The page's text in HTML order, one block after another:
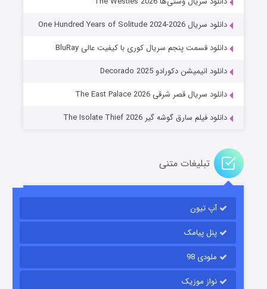
عملیات آپارتمان
قسمت۲ (زیرنویس) منتشر شد
دانلود سریال One Hundred Years of Solitude 2024-2026
دانلود قسمت پنجم سریال کوری با کیفیت عالی BluRay
دانلود انیمیشن دکورادو Decorado 2025
دانلود سریال قصر شرقی The East Palace 2026
دانلود فیلم سارق گوشه گیر The Isolate Thief 2026
تبلیغات متنی
آپ تیون
پنل پیامک
ملودی 98
نواز موزیک